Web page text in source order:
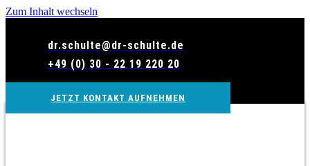
Zum Inhalt wechseln
dr.schulte@dr-schulte.de
+49 (0) 30 - 22 19 220 20
JETZT KONTAKT AUFNEHMEN